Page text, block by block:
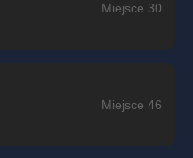
Miejsce 30
Miejsce 46